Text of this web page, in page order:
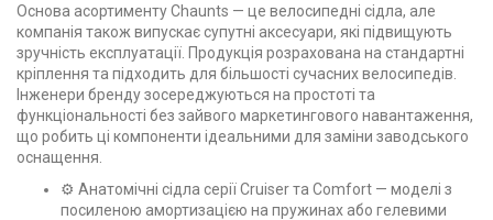
Основа асортименту Chaunts — це велосипедні сідла, але
компанія також випускає супутні аксесуари, які підвищують
зручність експлуатації. Продукція розрахована на стандартні
кріплення та підходить для більшості сучасних велосипедів.
Інженери бренду зосереджуються на простоті та
функціональності без зайвого маркетингового навантаження,
що робить ці компоненти ідеальними для заміни заводського
оснащення.
⚙️ Анатомічні сідла серії Cruiser та Comfort — моделі з
посиленою амортизацією на пружинах або гелевими